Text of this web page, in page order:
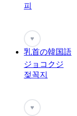
피
♥
乳首の韓国語
ジョコクジ
젖꼭지
♥